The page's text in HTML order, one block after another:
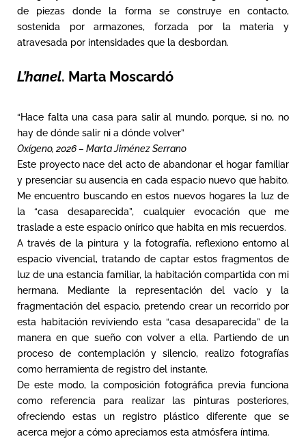
de piezas donde la forma se construye en contacto,
sostenida por armazones, forzada por la materia y
atravesada por intensidades que la desbordan.
L’hanel. Marta Moscardó
“Hace falta una casa para salir al mundo, porque, si no, no
hay de dónde salir ni a dónde volver”
Oxígeno, 2026 – Marta Jiménez Serrano
Este proyecto nace del acto de abandonar el hogar familiar
y presenciar su ausencia en cada espacio nuevo que habito.
Me encuentro buscando en estos nuevos hogares la luz de
la “casa desaparecida”, cualquier evocación que me
traslade a este espacio onírico que habita en mis recuerdos.
A través de la pintura y la fotografía, reflexiono entorno al
espacio vivencial, tratando de captar estos fragmentos de
luz de una estancia familiar, la habitación compartida con mi
hermana. Mediante la representación del vacío y la
fragmentación del espacio, pretendo crear un recorrido por
esta habitación reviviendo esta “casa desaparecida” de la
manera en que sueño con volver a ella. Partiendo de un
proceso de contemplación y silencio, realizo fotografías
como herramienta de registro del instante.
De este modo, la composición fotográfica previa funciona
como referencia para realizar las pinturas posteriores,
ofreciendo estas un registro plástico diferente que se
acerca mejor a cómo apreciamos esta atmósfera íntima.